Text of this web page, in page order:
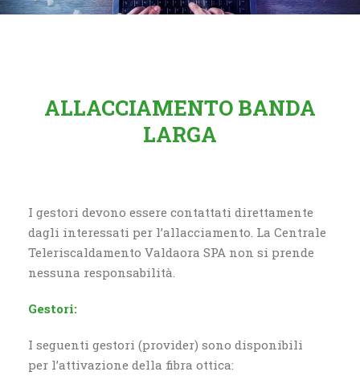
ALLACCIAMENTO BANDA
LARGA
I gestori devono essere contattati direttamente
dagli interessati per l’allacciamento. La Centrale
Teleriscaldamento Valdaora SPA non si prende
nessuna responsabilità.
Gestori:
I seguenti gestori (provider) sono disponibili
per l’attivazione della fibra ottica: